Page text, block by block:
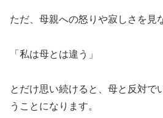
ただ、母親への怒りや寂しさを見
「私は母とは違う」
とだけ思い続けると、母と反対で
うことになります。